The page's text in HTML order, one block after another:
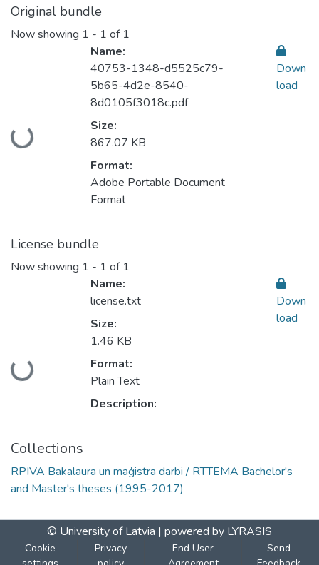
Original bundle
Now showing 1 - 1 of 1
Loading...
Name:
40753-1348-d5525c79-
5b65-4d2e-8540-
8d0105f3018c.pdf
Size:
867.07 KB
Format:
Adobe Portable Document
Format
Down
load
License bundle
Now showing 1 - 1 of 1
Loading...
Name:
license.txt
Size:
1.46 KB
Format:
Plain Text
Description:
Down
load
Collections
RPIVA Bakalaura un maģistra darbi / RTTEMA Bachelor's
and Master's theses (1995-2017)
© University of Latvia | powered by LYRASIS
Cookie
Privacy
End User
Send